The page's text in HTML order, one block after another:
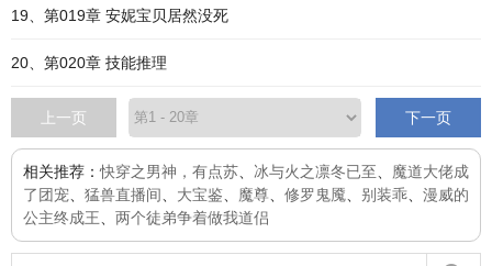
19、第019章 安妮宝贝居然没死
20、第020章 技能推理
上一页 下一页
相关推荐：快穿之男神，有点苏 冰与火之凛冬已至
魔道大佬成
了团宠
猛兽直播间 大宝鉴 魔尊 修罗鬼魇 别装乖
漫威的
公主终成王
两个徒弟争着做我道侣